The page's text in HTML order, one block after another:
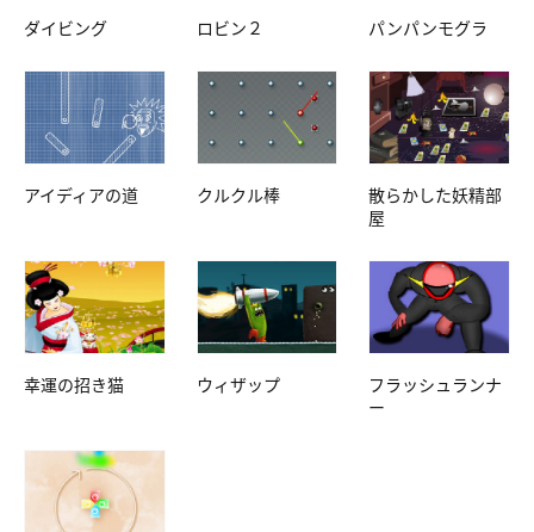
ダイビング ロビン２ パンパンモグラ
アイディアの道 クルクル棒
散らかした妖精部
屋
幸運の招き猫 ウィザップ
フラッシュランナ
ー